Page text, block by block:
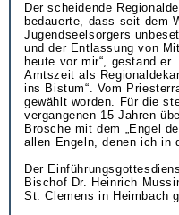
Der scheidende
bedauerte, dass seit dem
Jugendseelsorgers
und der Entlassung von
heute vor mir“, gestand
Amtszeit als
ins Bistum“. Vom
gewählt worden. Für die
vergangenen 15 Jahren
Brosche mit dem „Engel
allen Engeln, denen ich in
Der
Bischof Dr. Heinrich
St. Clemens in Heimbach